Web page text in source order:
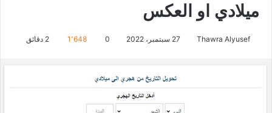
ميلادي او العكس
Thawra Alyusef 27 سبتمبر، 2022 0 1٬648